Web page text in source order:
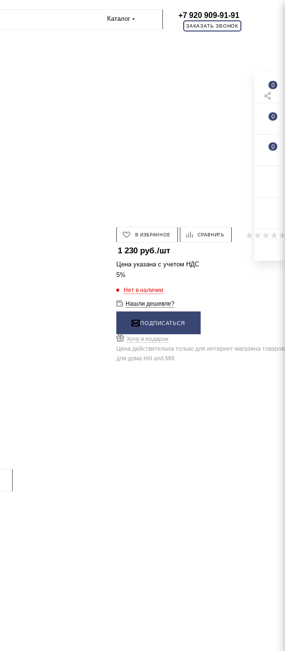
Каталог +7 920 909-91-91
ЗАКАЗАТЬ ЗВОНОК
В ИЗБРАННОЕ СРАВНИТЬ
1 230руб./шт
Цена указана с учетом НДС
5%
Нет в наличии
Нашли дешевле?
ПОДПИСАТЬСЯ
Хочу в подарок
Цена действительна только для интернет-магазина товаров
для дома Hill and Mill
0
0
0